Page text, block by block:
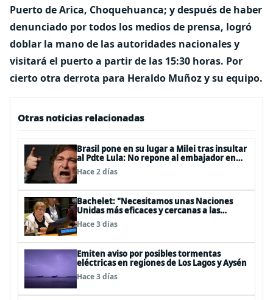
Puerto de Arica, Choquehuanca; y después de haber
denunciado por todos los medios de prensa, logró
doblar la mano de las autoridades nacionales y
visitará el puerto a partir de las 15:30 horas. Por
cierto otra derrota para Heraldo Muñoz y su equipo.
Otras noticias relacionadas
Brasil pone en su lugar a Milei tras insultar
al Pdte Lula: No repone al embajador en
BBSS y rebaja la relación bilateral
Hace 2 días
Bachelet: "Necesitamos unas Naciones
Unidas más eficaces y cercanas a las
personas"
Hace 3 días
Emiten aviso por posibles tormentas
eléctricas en regiones de Los Lagos y Aysén
Hace 3 días